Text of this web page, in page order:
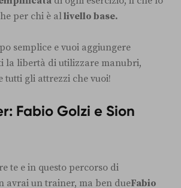
per chi è allivello base.
semplice e vuoi aggiungere
la libertà di utilizzare manubri,
tutti gli attrezzi che vuoi!
Fabio Golzi e Sion
te e in questo percorso di
avrai un trainer, ma ben dueFabio